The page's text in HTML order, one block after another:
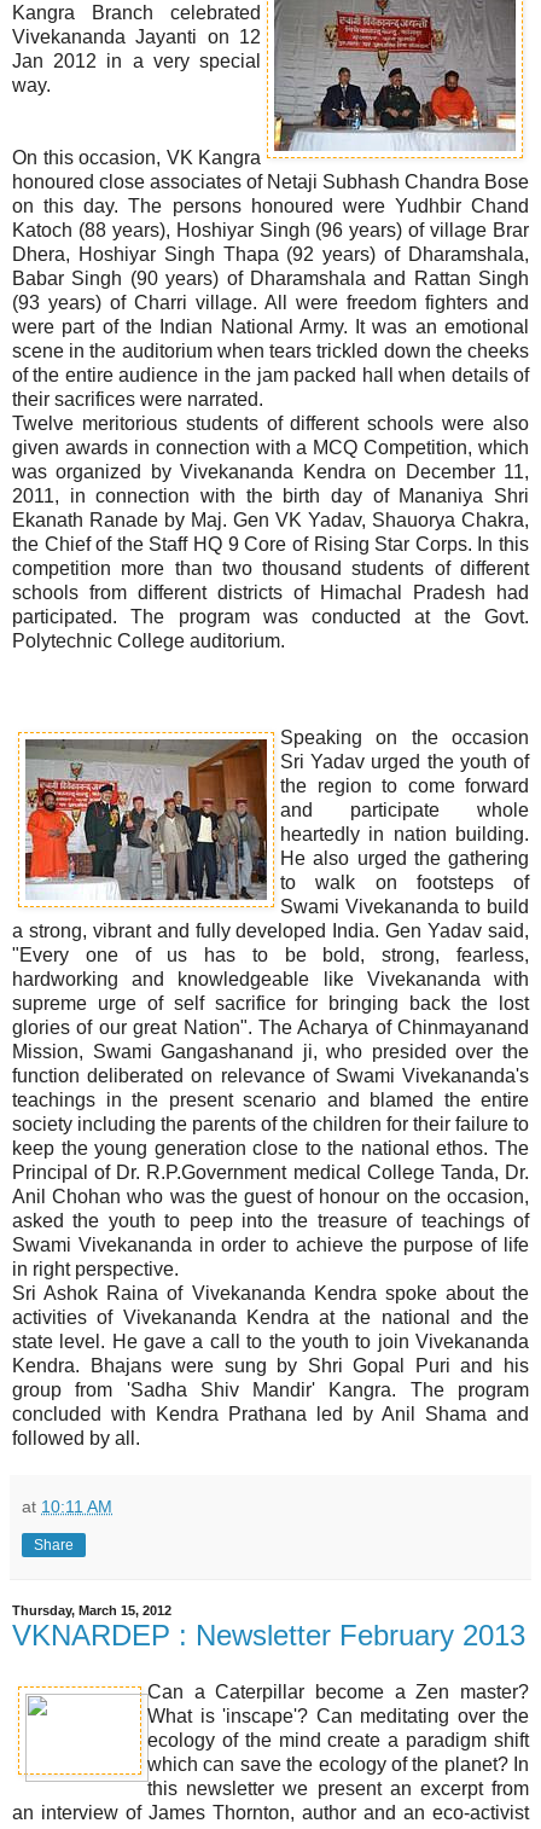
Kangra Branch celebrated
Vivekananda Jayanti on 12
Jan 2012 in a very special
way.
On this occasion, VK Kangra
honoured close associates of Netaji Subhash Chandra Bose
on this day. The persons honoured were Yudhbir Chand
Katoch (88 years), Hoshiyar Singh (96 years) of village Brar
Dhera, Hoshiyar Singh Thapa (92 years) of Dharamshala,
Babar Singh (90 years) of Dharamshala and Rattan Singh
(93 years) of Charri village. All were freedom fighters and
were part of the Indian National Army. It was an emotional
scene in the auditorium when tears trickled down the cheeks
of the entire audience in the jam packed hall when details of
their sacrifices were narrated.
Twelve meritorious students of different schools were also
given awards in connection with a MCQ Competition, which
was organized by Vivekananda Kendra on December 11,
2011, in connection with the birth day of Mananiya Shri
Ekanath Ranade by Maj. Gen VK Yadav, Shauorya Chakra,
the Chief of the Staff HQ 9 Core of Rising Star Corps. In this
competition more than two thousand students of different
schools from different districts of Himachal Pradesh had
participated. The program was conducted at the Govt.
Polytechnic College auditorium.
Speaking on the occasion
Sri Yadav urged the youth of
the region to come forward
and participate whole
heartedly in nation building.
He also urged the gathering
to walk on footsteps of
Swami Vivekananda to build
a strong, vibrant and fully developed India. Gen Yadav said,
"Every one of us has to be bold, strong, fearless,
hardworking and knowledgeable like Vivekananda with
supreme urge of self sacrifice for bringing back the lost
glories of our great Nation". The Acharya of Chinmayanand
Mission, Swami Gangashanand ji, who presided over the
function deliberated on relevance of Swami Vivekananda's
teachings in the present scenario and blamed the entire
society including the parents of the children for their failure to
keep the young generation close to the national ethos. The
Principal of Dr. R.P.Government medical College Tanda, Dr.
Anil Chohan who was the guest of honour on the occasion,
asked the youth to peep into the treasure of teachings of
Swami Vivekananda in order to achieve the purpose of life
in right perspective.
Sri Ashok Raina of Vivekananda Kendra spoke about the
activities of Vivekananda Kendra at the national and the
state level. He gave a call to the youth to join Vivekananda
Kendra. Bhajans were sung by Shri Gopal Puri and his
group from 'Sadha Shiv Mandir' Kangra. The program
concluded with Kendra Prathana led by Anil Shama and
followed by all.
at 10:11 AM
Share
Thursday, March 15, 2012
VKNARDEP : Newsletter February 2013
Can a Caterpillar become a Zen master?
What is 'inscape'? Can meditating over the
ecology of the mind create a paradigm shift
which can save the ecology of the planet? In
this newsletter we present an excerpt from
an interview of James Thornton, author and an eco-activist